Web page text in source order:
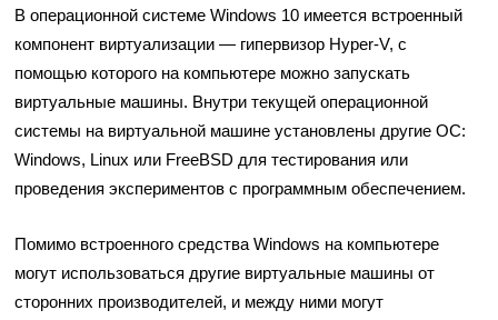
В операционной системе Windows 10 имеется встроенный
компонент виртуализации — гипервизор Hyper-V, с
помощью которого на компьютере можно запускать
виртуальные машины. Внутри текущей операционной
системы на виртуальной машине установлены другие ОС:
Windows, Linux или FreeBSD для тестирования или
проведения экспериментов с программным обеспечением.
Помимо встроенного средства Windows на компьютере
могут использоваться другие виртуальные машины от
сторонних производителей, и между ними могут